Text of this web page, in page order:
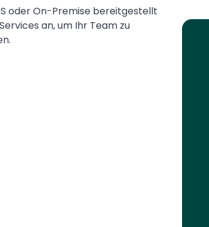
oder On-Premise bereitgestellt
an, um Ihr Team zu